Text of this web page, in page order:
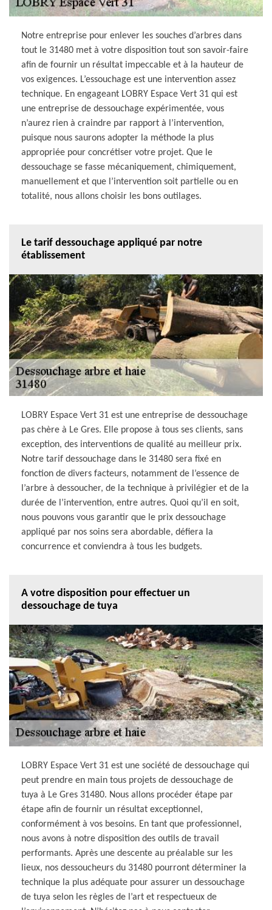
Notre entreprise pour enlever les souches d’arbres dans
tout le 31480 met à votre disposition tout son savoir-faire
afin de fournir un résultat impeccable et à la hauteur de
vos exigences. L’essouchage est une intervention assez
technique. En engageant LOBRY Espace Vert 31 qui est
une entreprise de dessouchage expérimentée, vous
n’aurez rien à craindre par rapport à l’intervention,
puisque nous saurons adopter la méthode la plus
appropriée pour concrétiser votre projet. Que le
dessouchage se fasse mécaniquement, chimiquement,
manuellement et que l’intervention soit partielle ou en
totalité, nous allons choisir les bons outilages.
Le tarif dessouchage appliqué par notre
établissement
LOBRY Espace Vert 31 est une entreprise de dessouchage
pas chère à Le Gres. Elle propose à tous ses clients, sans
exception, des interventions de qualité au meilleur prix.
Notre tarif dessouchage dans le 31480 sera fixé en
fonction de divers facteurs, notamment de l’essence de
l’arbre à dessoucher, de la technique à privilégier et de la
durée de l’intervention, entre autres. Quoi qu’il en soit,
nous pouvons vous garantir que le prix dessouchage
appliqué par nos soins sera abordable, défiera la
concurrence et conviendra à tous les budgets.
A votre disposition pour effectuer un
dessouchage de tuya
LOBRY Espace Vert 31 est une société de dessouchage qui
peut prendre en main tous projets de dessouchage de
tuya à Le Gres 31480. Nous allons procéder étape par
étape afin de fournir un résultat exceptionnel,
conformément à vos besoins. En tant que professionnel,
nous avons à notre disposition des outils de travail
performants. Après une descente au préalable sur les
lieux, nos dessoucheurs du 31480 pourront déterminer la
technique la plus adéquate pour assurer un dessouchage
de tuya selon les règles de l’art et respectueux de